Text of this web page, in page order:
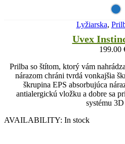
Lyžiarska,
Uvex
199.00
Prilba so štítom, ktorý vám
nárazom chráni tvrdá vonkajšia
škrupina EPS absorbujúca
antialergickú vložku a dobre sa
systému
AVAILABILITY: In stock